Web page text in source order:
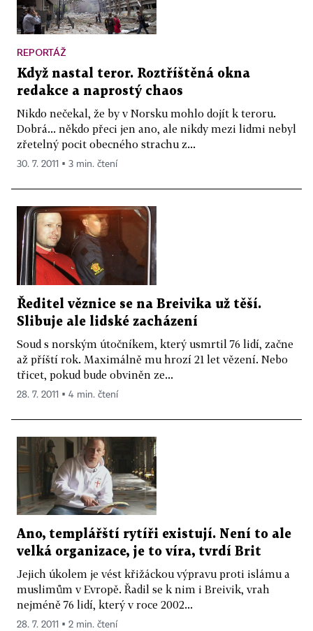
REPORTÁŽ
Když nastal teror. Roztříštěná okna
redakce a naprostý chaos
Nikdo nečekal, že by v Norsku mohlo dojít k teroru.
Dobrá... někdo přeci jen ano, ale nikdy mezi lidmi nebyl
zřetelný pocit obecného strachu z...
30. 7. 2011 ▪ 3 min. čtení
Ředitel věznice se na Breivika už těší.
Slibuje ale lidské zacházení
Soud s norským útočníkem, který usmrtil 76 lidí, začne
až příští rok. Maximálně mu hrozí 21 let vězení. Nebo
třicet, pokud bude obviněn ze...
28. 7. 2011 ▪ 4 min. čtení
Ano, templářští rytíři existují. Není to ale
velká organizace, je to víra, tvrdí Brit
Jejich úkolem je vést křižáckou výpravu proti islámu a
muslimům v Evropě. Řadil se k nim i Breivik, vrah
nejméně 76 lidí, který v roce 2002...
28. 7. 2011 ▪ 2 min. čtení